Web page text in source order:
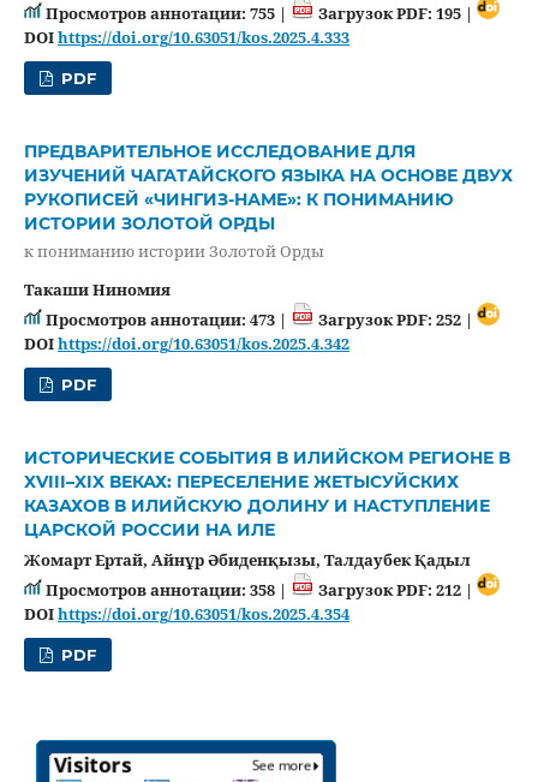
Просмотров аннотации: 755 |
Загрузок PDF: 195 |
DOIhttps://doi.org/10.63051/kos.2025.4.333
PDF
ПРЕДВАРИТЕЛЬНОЕ ИССЛЕДОВАНИЕ ДЛЯ
ИЗУЧЕНИЙ ЧАГАТАЙСКОГО ЯЗЫКА НА ОСНОВЕ ДВУХ
РУКОПИСЕЙ «ЧИНГИЗ-НАМЕ»: К ПОНИМАНИЮ
ИСТОРИИ ЗОЛОТОЙ ОРДЫ
к пониманию истории Золотой Орды
Такаши Ниномия
Просмотров аннотации: 473 |
Загрузок PDF: 252 |
DOIhttps://doi.org/10.63051/kos.2025.4.342
PDF
ИСТОРИЧЕСКИЕ СОБЫТИЯ В ИЛИЙСКОМ РЕГИОНЕ В
XVIII–XIX ВЕКАХ: ПЕРЕСЕЛЕНИЕ ЖЕТЫСУЙСКИХ
КАЗАХОВ В ИЛИЙСКУЮ ДОЛИНУ И НАСТУПЛЕНИЕ
ЦАРСКОЙ РОССИИ НА ИЛЕ
Жомарт Ертай, Айнұр Әбиденқызы, Талдаубек Қадыл
Просмотров аннотации: 358 |
Загрузок PDF: 212 |
DOIhttps://doi.org/10.63051/kos.2025.4.354
PDF